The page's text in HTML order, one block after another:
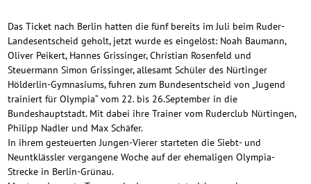
Das Ticket nach Berlin hatten die fünf bereits im Juli beim Ruder-
Landesentscheid geholt, jetzt wurde es eingelöst: Noah Baumann,
Oliver Peikert, Hannes Grissinger, Christian Rosenfeld und
Steuermann Simon Grissinger, allesamt Schüler des Nürtinger
Hölderlin-Gymnasiums, fuhren zum Bundesentscheid von „Jugend
trainiert für Olympia“ vom 22. bis 26.September in die
Bundeshauptstadt. Mit dabei ihre Trainer vom Ruderclub Nürtingen,
Philipp Nadler und Max Schäfer.
In ihrem gesteuerten Jungen-Vierer starteten die Siebt- und
Neuntklässler vergangene Woche auf der ehemaligen Olympia-
Strecke in Berlin-Grünau.